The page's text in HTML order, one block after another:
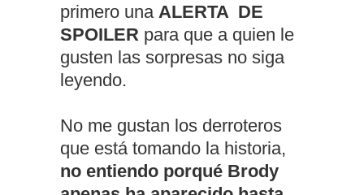
primero una ALERTA DE
SPOILER para que a quien le
gusten las sorpresas no siga
leyendo.
No me gustan los derroteros
que está tomando la historia,
no entiendo porqué Brody